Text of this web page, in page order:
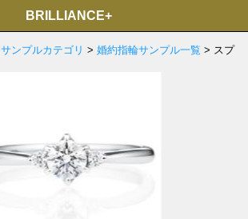
BRILLIANCE+
サンプルカテゴリ > 婚約指輪サンプル一覧 > スプ